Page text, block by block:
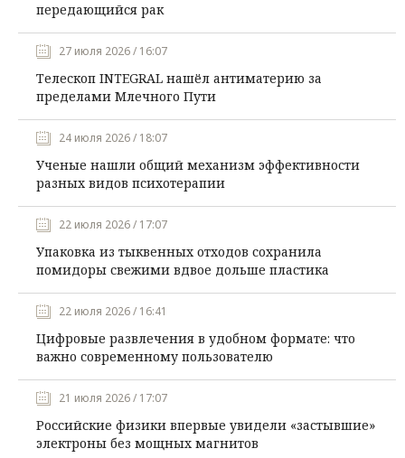
передающийся рак
27 июля 2026 / 16:07
Телескоп INTEGRAL нашёл антиматерию за
пределами Млечного Пути
24 июля 2026 / 18:07
Ученые нашли общий механизм эффективности
разных видов психотерапии
22 июля 2026 / 17:07
Упаковка из тыквенных отходов сохранила
помидоры свежими вдвое дольше пластика
22 июля 2026 / 16:41
Цифровые развлечения в удобном формате: что
важно современному пользователю
21 июля 2026 / 17:07
Российские физики впервые увидели «застывшие»
электроны без мощных магнитов